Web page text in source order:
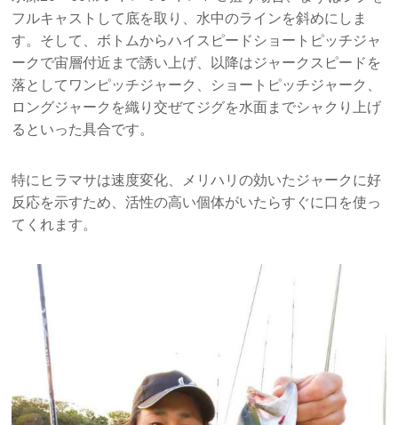
フルキャストして底を取り、水中のラインを斜めにしま
す。そして、ボトムからハイスピードショートピッチジャ
ークで宙層付近まで誘い上げ、以降はジャークスピードを
落としてワンピッチジャーク、ショートピッチジャーク、
ロングジャークを織り交ぜてジグを水面までシャクり上げ
るといった具合です。
特にヒラマサは速度変化、メリハリの効いたジャークに好
反応を示すため、活性の高い個体がいたらすぐに口を使っ
てくれます。